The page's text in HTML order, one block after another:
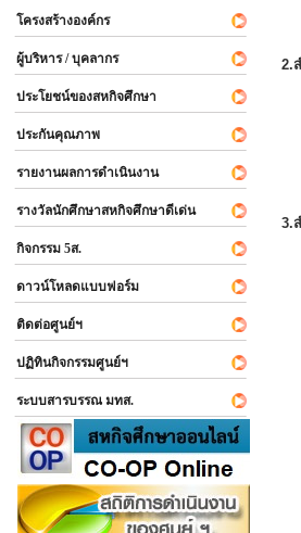
โครงสร้างองค์กร
ผู้บริหาร / บุคลากร
ประโยชน์ของสหกิจศึกษา
ประกันคุณภาพ
รายงานผลการดำเนินงาน
รางวัลนักศึกษาสหกิจศึกษาดีเด่น
กิจกรรม 5ส.
ดาวน์โหลดแบบฟอร์ม
ติดต่อศูนย์ฯ
ปฏิทินกิจกรรมศูนย์ฯ
ระบบสารบรรณ มทส.
2.
3.